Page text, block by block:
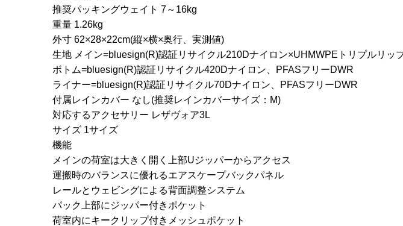
推奨パッキングウェイト 7～16kg
重量 1.26kg
外寸 62×28×22cm(縦×横×奥行、実測値)
生地 メイン=bluesign(R)認証リサイクル210Dナイロン×UHMWPEトリプルリッ
ボトム=bluesign(R)認証リサイクル420Dナイロン、PFASフリーDWR
ライナー=bluesign(R)認証リサイクル70Dナイロン、PFASフリーDWR
付属レインカバー なし(推奨レインカバーサイズ：M)
対応するアクセサリー レザヴォア3L
サイズ 1サイズ
機能
メインの荷室は大きく開く上部Uジッパーからアクセス
運搬時のバランスに優れるエアスケープバックパネル
レールとウェビングによる背面調整システム
パック上部にジッパー付きポケット
荷室内にキークリップ付きメッシュポケット